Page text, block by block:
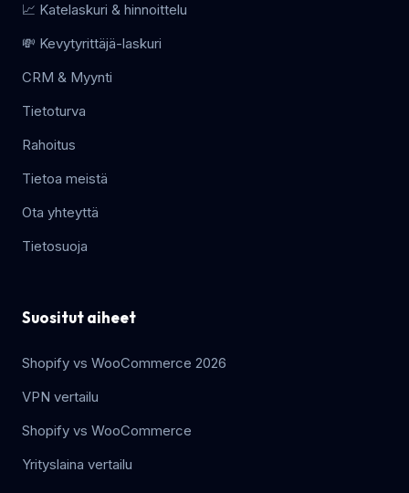
📈 Katelaskuri & hinnoittelu
💸 Kevytyrittäjä-laskuri
CRM & Myynti
Tietoturva
Rahoitus
Tietoa meistä
Ota yhteyttä
Tietosuoja
Suositut aiheet
Shopify vs WooCommerce 2026
VPN vertailu
Shopify vs WooCommerce
Yrityslaina vertailu